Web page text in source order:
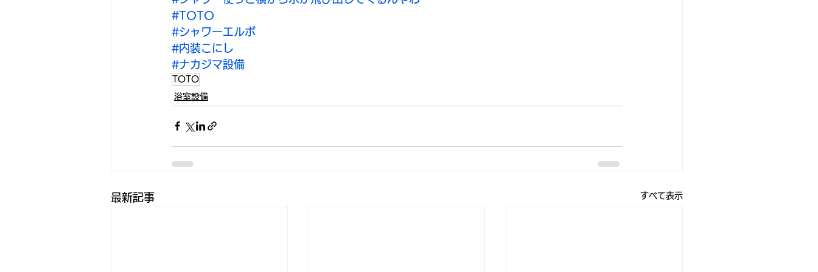
#TOTO
#シャワーエルボ
#内装こにし
#ナカジマ設備
TOTO
浴室設備
最新記事 すべて表示